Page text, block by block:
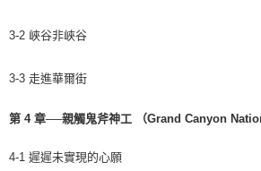
3-2 峽谷非峽谷
3-3 走進華爾街
第 4 章──親觸鬼斧神工 （Grand Canyon
4-1 遲遲未實現的心願